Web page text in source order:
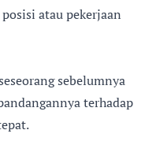
atau pekerjaan
sebelumnya
terhadap